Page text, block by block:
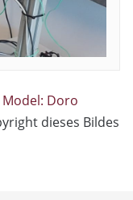
Model: Doro
dieses Bildes